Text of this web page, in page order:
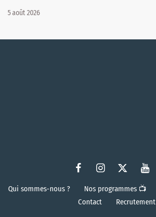
5 août 2026
Qui sommes-nous ? Nos programmes 📺
Contact
Recrutement